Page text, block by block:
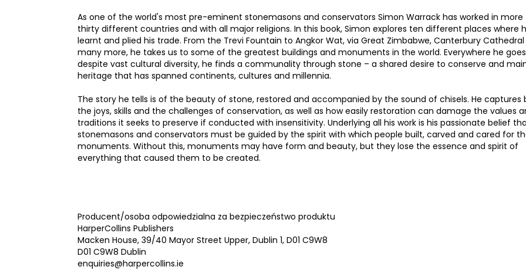
As one of the world's most pre-eminent stonemasons and conservators Simon Warrack has worked in
thirty different countries and with all major religions. In this book, Simon explores ten different places where
learnt and plied his trade. From the Trevi Fountain to Angkor Wat, via Great Zimbabwe, Canterbury
many more, he takes us to some of the greatest buildings and monuments in the world. Everywhere he
despite vast cultural diversity, he finds a communality through stone – a shared desire to conserve and
heritage that has spanned continents, cultures and millennia.
The story he tells is of the beauty of stone, restored and accompanied by the sound of chisels. He captures
the joys, skills and the challenges of conservation, as well as how easily restoration can damage the values
traditions it seeks to preserve if conducted with insensitivity. Underlying all his work is his passionate belief
stonemasons and conservators must be guided by the spirit with which people built, carved and cared for
monuments. Without this, monuments may have form and beauty, but they lose the essence and spirit of
everything that caused them to be created.
Producent/osoba odpowiedzialna za bezpieczeństwo produktu
HarperCollins Publishers
Macken House, 39/40 Mayor Street Upper, Dublin 1, D01 C9W8
D01 C9W8 Dublin
enquiries@harpercollins.ie